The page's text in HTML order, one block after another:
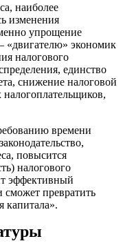
наиболее
изменения
упрощение
«двигателю» экономик
налогового
единство
снижение налоговой
времени
повысится
налогового
эффективный
сможет превратить
капитала».